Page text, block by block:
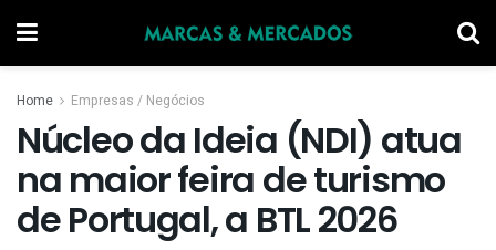
Home Empresas / Negócios
Núcleo da Ideia (NDI) atua
na maior feira de turismo
de Portugal, a BTL 2026